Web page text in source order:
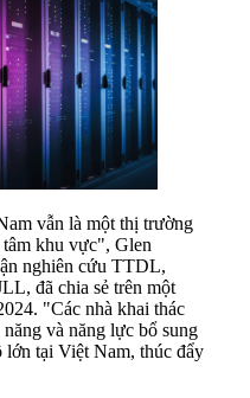
vẫn là một thị trường
tâm khu vực", Glen
nghiên cứu TTDL,
đã chia sẻ trên một
"Các nhà khai thác
và năng lực bổ sung
tại Việt Nam, thúc đẩy